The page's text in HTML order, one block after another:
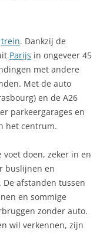
trein. Dankzij de
Parijs in ongeveer 45
met andere
Met de auto
en de A26
parkeergarages en
het centrum.
voet doen, zeker in en
buslijnen en
afstanden tussen
en sommige
zonder auto.
wil verkennen, zijn